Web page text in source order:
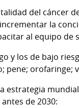
del cáncer
la
al equipo de
y los de bajo
pene; orofaringe;
estrategia
de 2030: